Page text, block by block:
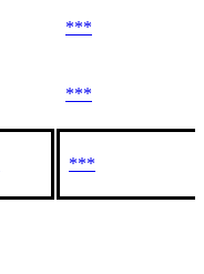
***
***
***